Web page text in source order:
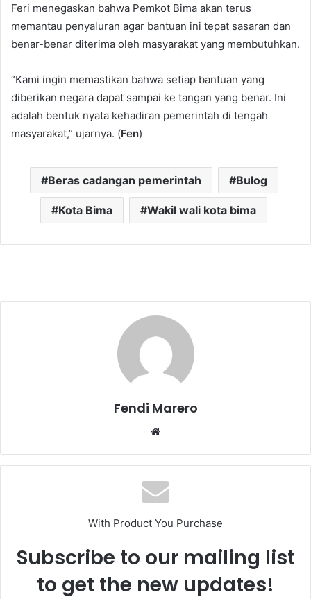
Feri menegaskan bahwa Pemkot Bima akan terus
memantau penyaluran agar bantuan ini tepat sasaran dan
benar-benar diterima oleh masyarakat yang membutuhkan.
“Kami ingin memastikan bahwa setiap bantuan yang
diberikan negara dapat sampai ke tangan yang benar. Ini
adalah bentuk nyata kehadiran pemerintah di tengah
masyarakat,” ujarnya. (Fen)
Beras cadangan pemerintah Bulog
Kota Bima Wakil wali kota bima
Fendi Marero
With Product You Purchase
Subscribe to our mailing list
to get the new updates!